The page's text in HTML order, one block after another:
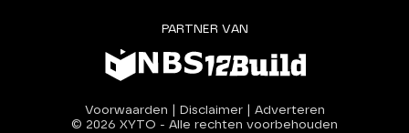
PARTNER VAN
Voorwaarden Disclaimer| Adverteren
© 2026 XYTO - Alle rechten voorbehouden